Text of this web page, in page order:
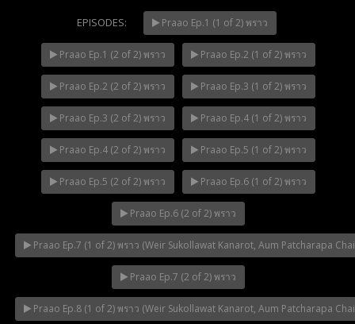
NOW PLAYING Mani Nakha Ep.14
EPISODES: Praao Ep.1 (1 of 2) พราว
Praao Ep.1 (2 of 2) พราว Praao Ep.2 (1 of 2) พราว
Praao Ep.2 (2 of 2) พราว Praao Ep.3 (1 of 2) พราว
Praao Ep.3 (2 of 2) พราว Praao Ep.4 (1 of 2) พราว
Praao Ep.4 (2 of 2) พราว Praao Ep.5 (1 of 2) พราว
Praao Ep.5 (2 of 2) พราว Praao Ep.6 (1 of 2) พราว
Praao Ep.6 (2 of 2) พราว
Praao Ep.7 (1 of 2) พราว (Weir Sukollawat Kanarot, Aum Patcharapa
Praao Ep.7 (2 of 2) พราว
Praao Ep.8 (1 of 2) พราว (Weir Sukollawat Kanarot, Aum Patcharapa